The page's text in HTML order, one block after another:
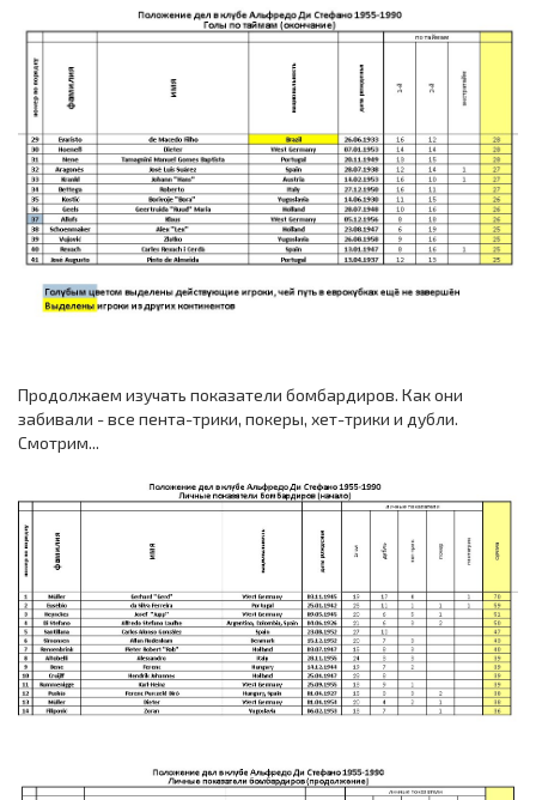
Продолжаем изучать показатели бомбардиров. Как они
забивали - все пента-трики, покеры, хет-трики и дубли.
Смотрим...